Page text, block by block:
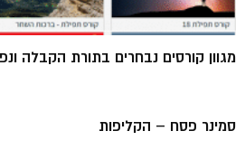
מגוון קורסים נבחרים בתורת הקבלה
סמינר פסח – הקליפות